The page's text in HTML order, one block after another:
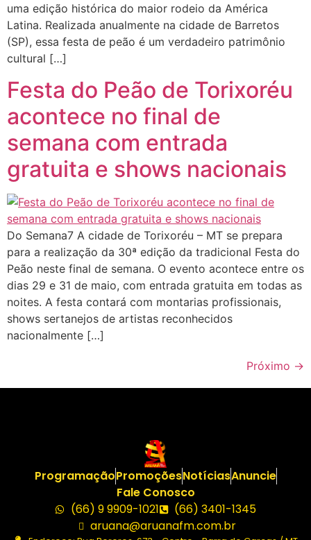
uma edição histórica do maior rodeio da América
Latina. Realizada anualmente na cidade de Barretos
(SP), essa festa de peão é um verdadeiro patrimônio
cultural […]
Festa do Peão de Torixoréu
acontece no final de
semana com entrada
gratuita e shows nacionais
Do Semana7 A cidade de Torixoréu – MT se prepara
para a realização da 30ª edição da tradicional Festa do
Peão neste final de semana. O evento acontece entre os
dias 29 e 31 de maio, com entrada gratuita em todas as
noites. A festa contará com montarias profissionais,
shows sertanejos de artistas reconhecidos
nacionalmente […]
Próximo →
ProgramaçãoPromoçõesNotíciasAnuncie
Fale Conosco
(66) 9 9909-1021
(66) 3401-1345
aruana@aruanafm.com.br